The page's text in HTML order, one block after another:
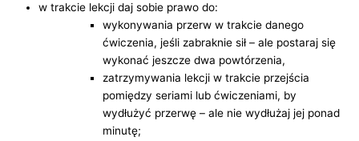
w trakcie lekcji daj sobie prawo do:
wykonywania przerw w trakcie danego
ćwiczenia, jeśli zabraknie sił – ale postaraj się
wykonać jeszcze dwa powtórzenia,
zatrzymywania lekcji w trakcie przejścia
pomiędzy seriami lub ćwiczeniami, by
wydłużyć przerwę – ale nie wydłużaj jej ponad
minutę;